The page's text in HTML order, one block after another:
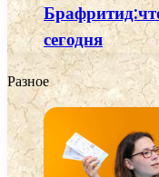
сегодня
Разное